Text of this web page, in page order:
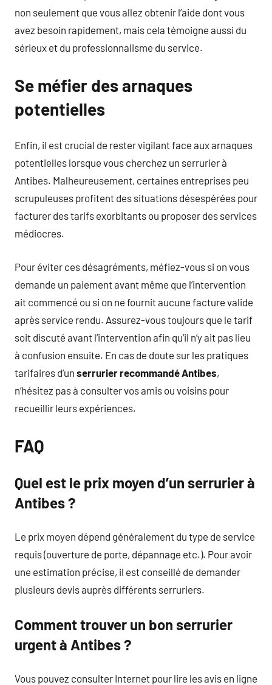
non seulement que vous allez obtenir l’aide dont vous
avez besoin rapidement, mais cela témoigne aussi du
sérieux et du professionnalisme du service.
Se méfier des arnaques
potentielles
Enfin, il est crucial de rester vigilant face aux arnaques
potentielles lorsque vous cherchez un serrurier à
Antibes. Malheureusement, certaines entreprises peu
scrupuleuses profitent des situations désespérées pour
facturer des tarifs exorbitants ou proposer des services
médiocres.
Pour éviter ces désagréments, méfiez-vous si on vous
demande un paiement avant même que l’intervention
ait commencé ou si on ne fournit aucune facture valide
après service rendu. Assurez-vous toujours que le tarif
soit discuté avant l’intervention afin qu’il n’y ait pas lieu
à confusion ensuite. En cas de doute sur les pratiques
tarifaires d’un serrurier recommandé Antibes,
n’hésitez pas à consulter vos amis ou voisins pour
recueillir leurs expériences.
FAQ
Quel est le prix moyen d’un serrurier à
Antibes ?
Le prix moyen dépend généralement du type de service
requis (ouverture de porte, dépannage etc.). Pour avoir
une estimation précise, il est conseillé de demander
plusieurs devis auprès différents serruriers.
Comment trouver un bon serrurier
urgent à Antibes ?
Vous pouvez consulter Internet pour lire les avis en ligne